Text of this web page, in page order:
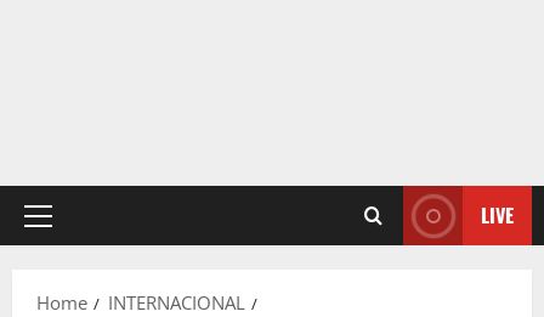
Primary
LIVE
Home
INTERNACIONAL